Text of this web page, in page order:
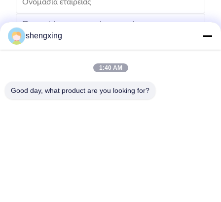
shengxing
1:40 AM
Good day, what product are you looking for?